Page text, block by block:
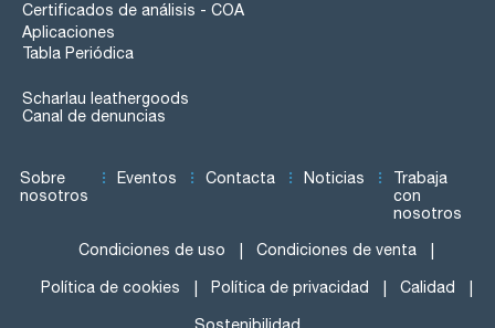
Certificados de análisis - COA
Aplicaciones
Tabla Periódica
Scharlau leathergoods
Canal de denuncias
Sobre
nosotros
Eventos Contacta Noticias
Trabaja
con
nosotros
Condiciones de uso Condiciones de venta
Política de cookies Política de privacidad Calidad